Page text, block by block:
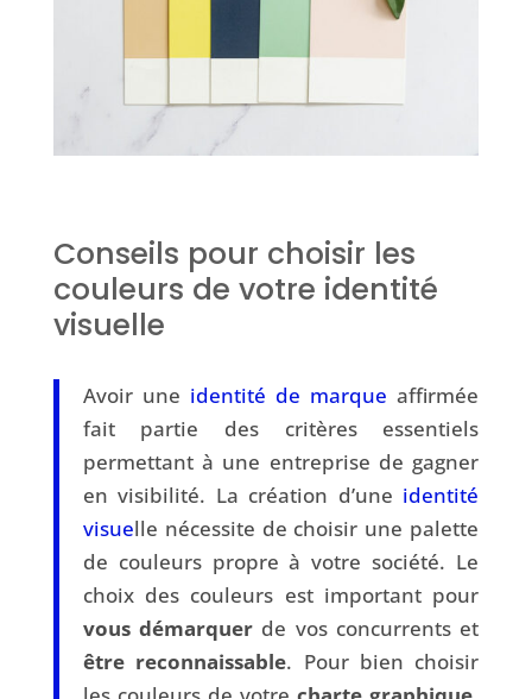
Conseils pour choisir les
couleurs de votre identité
visuelle
Avoir une identité de marque affirmée
fait partie des critères essentiels
permettant à une entreprise de gagner
en visibilité. La création d’une identité
visuelle nécessite de choisir une palette
de couleurs propre à votre société. Le
choix des couleurs est important pour
vous démarquer de vos concurrents et
être reconnaissable. Pour bien choisir